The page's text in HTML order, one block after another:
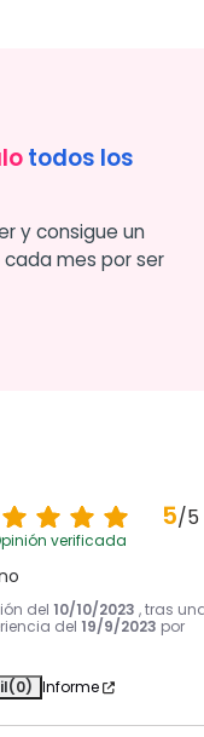
todos los
y consigue un
mes por ser
5/5
verificada
del 10/10/2023 , tras
del 19/9/2023 por
(0) Informe